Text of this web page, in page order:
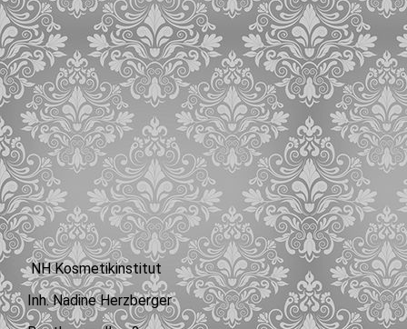
NH Kosmetikinstitut
Inh. Nadine Herzberger